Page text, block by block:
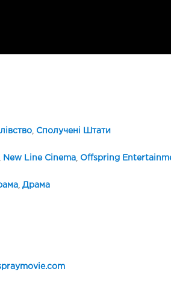
, Сполучені Штати
New Line Cinema, Offspring
, Драма